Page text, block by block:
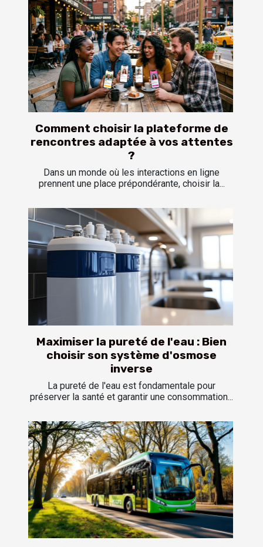
Comment choisir la plateforme de
rencontres adaptée à vos attentes
?
Dans un monde où les interactions en ligne
prennent une place prépondérante, choisir la...
Maximiser la pureté de l'eau : Bien
choisir son système d'osmose
inverse
La pureté de l'eau est fondamentale pour
préserver la santé et garantir une consommation...